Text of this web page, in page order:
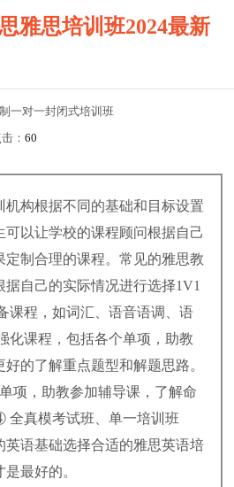
雅思培训班2024最新
一对一封闭式培训班
击：60
机构根据不同的基础和目标设置
可以让学校的课程顾问根据自己
定制合理的课程。常见的雅思教
自己的实际情况进行选择1V1
课程，如词汇、语音语调、语
化课程，包括各个单项，助教
的了解重点题型和解题思路。
项，助教参加辅导课，了解命
全真模考试班、单一培训班
英语基础选择合适的雅思英语培
最好的。